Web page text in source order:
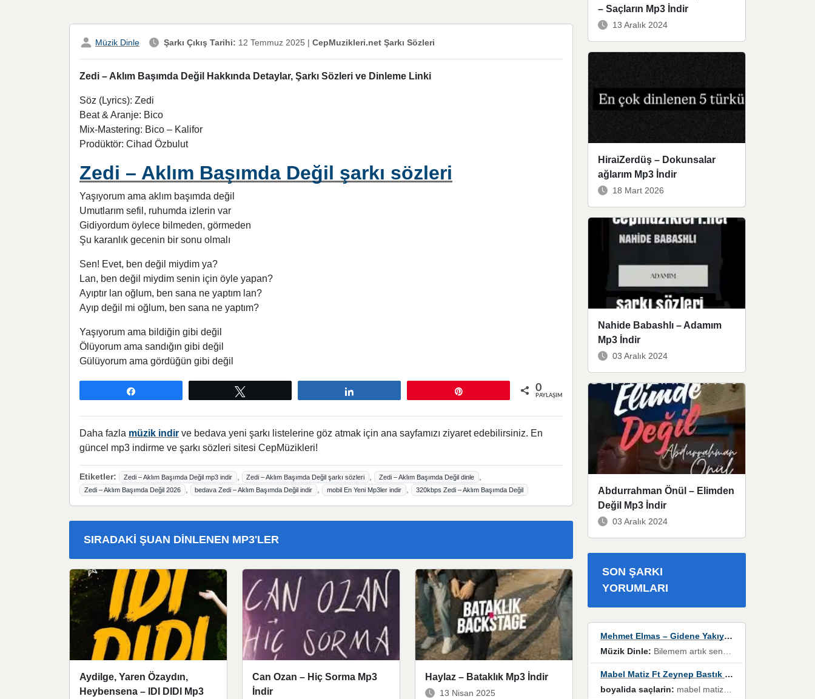
Müzik Dinle Şarkı Çıkış Tarihi: 12 Temmuz 2025 | CepMuzikleri.net Şarkı Sözleri
Zedi – Aklım Başımda Değil Hakkında Detaylar, Şarkı Sözleri ve Dinleme Linki
Söz (Lyrics): Zedi
Beat & Aranje: Bico
Mix-Mastering: Bico – Kalifor
Prodüktör: Cihad Özbulut
Zedi – Aklım Başımda Değil şarkı sözleri
Yaşıyorum ama aklım başımda değil
Umutlarım sefil, ruhumda izlerin var
Gidiyordum öylece bilmeden, görmeden
Şu karanlık gecenin bir sonu olmalı
Sen! Evet, ben değil miydim ya?
Lan, ben değil miydim senin için öyle yapan?
Ayıptır lan oğlum, ben sana ne yaptım lan?
Ayıp değil mi oğlum, ben sana ne yaptım?
Yaşıyorum ama bildiğin gibi değil
Ölüyorum ama sandığın gibi değil
Gülüyorum ama gördüğün gibi değil
0
PAYLAŞIMLAR
Daha fazla müzik indir ve bedava yeni şarkı listelerine göz atmak için ana sayfamızı ziyaret edebilirsiniz. En
güncel mp3 indirme ve şarkı sözleri sitesi CepMüzikleri!
Etiketler: Zedi – Aklım Başımda Değil mp3 indir Zedi – Aklım Başımda Değil şarkı sözleri Zedi – Aklım Başımda Değil dinle
Zedi – Aklım Başımda Değil 2026 bedava Zedi – Aklım Başımda Değil indir mobil En Yeni Mp3ler indir 320kbps Zedi – Aklım Başımda Değil
SIRADAKI ŞUAN DINLENEN MP3'LER
Aydilge, Yaren Özaydın,
Heybensena – IDI DIDI Mp3
Can Ozan – Hiç Sorma Mp3
İndir
Haylaz – Bataklık Mp3 İndir
13 Nisan 2025
– Saçların Mp3 İndir
13 Aralık 2024
HiraiZerdüş – Dokunsalar
ağlarım Mp3 İndir
18 Mart 2026
Nahide Babashlı – Adamım
Mp3 İndir
03 Aralık 2024
Abdurrahman Önül – Elimden
Değil Mp3 İndir
03 Aralık 2024
SON ŞARKI
YORUMLARI
Mehmet Elmas – Gidene Yakıyorum
Müzik Dinle: Bilemem artık senden bir şans daha / Düştüğün zaman ben olmayacağım yanında” dizeleri, artık geçmişin tekrarına izin verilmeyeceğini, kişisel sınırların çizildiğini gösteriyor.
Mabel Matiz Ft Zeynep Bastık – Saçların
boyalida saçlarin: mabel matiz'in maya albümünde yer alan güzellerden. parça da şarkı hani! müzikal altyapısına vurulduğum, sözlerinde kaybolduğum bir parça olmuş.